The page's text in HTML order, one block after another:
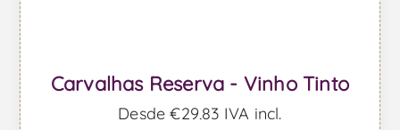
Carvalhas Reserva - Vinho Tinto
Desde €29,83 IVA incl.